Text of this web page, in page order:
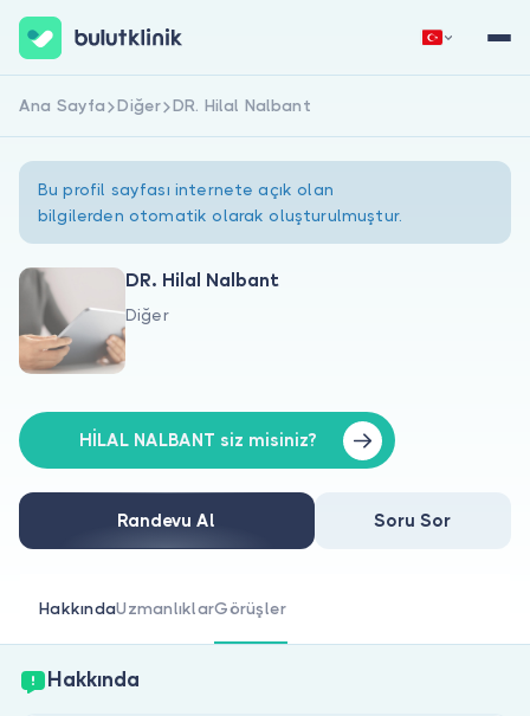
Hakkımızda
Doktorlar için
Doktor musunuz?
Hemen Kaydol
Ana Sayfa Diğer DR. Hilal Nalbant
Bu profil sayfası internete açık olan
bilgilerden otomatik olarak oluşturulmuştur.
DR. Hilal Nalbant
Diğer
HİLAL NALBANT siz misiniz?
Randevu Al Soru Sor
HakkındaUzmanlıklarGörüşler
Hakkında